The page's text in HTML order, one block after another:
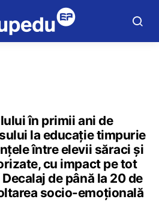
în primii ani de
la educație timpurie
între elevii săraci și
cu impact pe tot
de până la 20 de
socio-emoțională